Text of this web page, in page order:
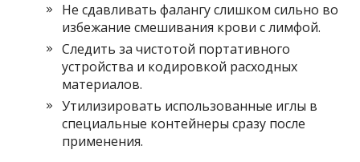
Не сдавливать фалангу слишком сильно во
избежание смешивания крови с лимфой.
Следить за чистотой портативного
устройства и кодировкой расходных
материалов.
Утилизировать использованные иглы в
специальные контейнеры сразу после
применения.